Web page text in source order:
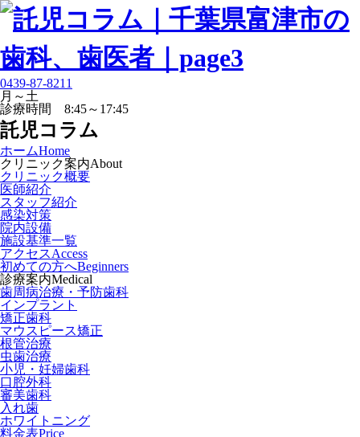
0439-87-8211
月～土
診療時間 8:45～17:45
託児コラム
ホームHome
クリニック案内About
クリニック概要
医師紹介
スタッフ紹介
感染対策
院内設備
施設基準一覧
アクセスAccess
初めての方へBeginners
診療案内Medical
歯周病治療・予防歯科
インプラント
矯正歯科
マウスピース矯正
根管治療
虫歯治療
小児・妊婦歯科
口腔外科
審美歯科
入れ歯
ホワイトニング
料金表Price